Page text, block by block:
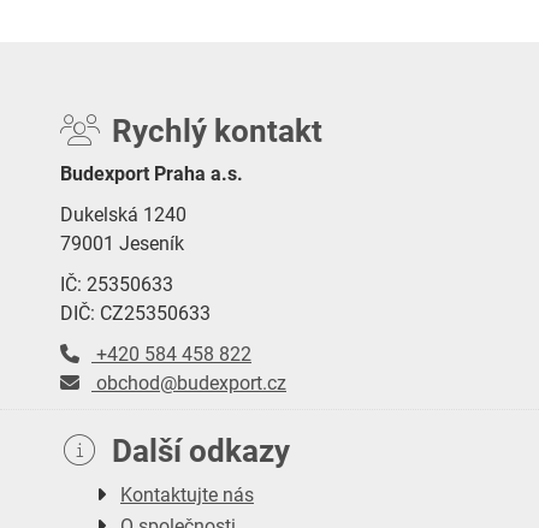
Rychlý kontakt
Budexport Praha a.s.
Dukelská 1240
79001 Jeseník
IČ: 25350633
DIČ: CZ25350633
+420 584 458 822
obchod@budexport.cz
Další odkazy
Kontaktujte nás